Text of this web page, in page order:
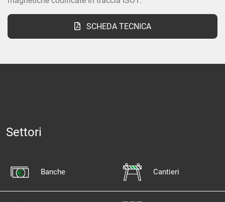
SCHEDA TECNICA
Settori
Banche Cantieri